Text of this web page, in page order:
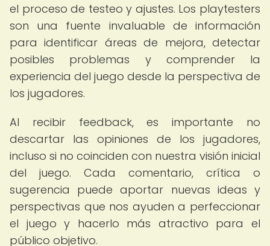
el proceso de testeo y ajustes. Los playtesters
son una fuente invaluable de información
para identificar áreas de mejora, detectar
posibles problemas y comprender la
experiencia del juego desde la perspectiva de
los jugadores.
Al recibir feedback, es importante no
descartar las opiniones de los jugadores,
incluso si no coinciden con nuestra visión inicial
del juego. Cada comentario, crítica o
sugerencia puede aportar nuevas ideas y
perspectivas que nos ayuden a perfeccionar
el juego y hacerlo más atractivo para el
público objetivo.